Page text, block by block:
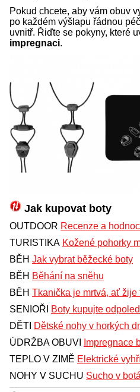
Pokud chcete, aby vám obuv
po každém výšlapu řádnou
uvnitř. Řiďte se pokyny, které
impregnaci.
Jak kupovat boty
OUTDOOR Recenze a
TURISTIKA Kožené pohorky
BĚH Jak vybrat běžecké boty
BĚH Běhání na sněhu
BĚH Tkanička je mrtvá, ať žije
SENIOŘI
Boty kupujte
DĚTI Dětské nohy v horkých
ÚDRŽBA OBUVI
Impregnace
TEPLO V ZIMĚ Elektrické
NOHY V SUCHU Sucho v